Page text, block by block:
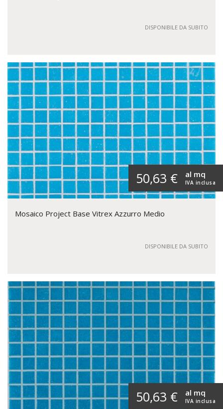
DISPONIBILE DA SUBITO
50,63 € IVA inclusa
al mq
Mosaico Project Base Vitrex Azzurro Medio
DISPONIBILE DA SUBITO
50,63 € IVA inclusa
al mq